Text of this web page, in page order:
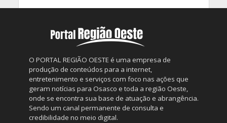
O PORTAL REGIÃO OESTE é uma empresa de
produção de conteúdos para a internet,
entretenimento e serviços com foco nas ações que
geram notícias para Osasco e toda a região Oeste,
onde se encontra sua base de atuação e abrangência.
Sendo um canal permanente de consulta e
credibilidade no meio digital.